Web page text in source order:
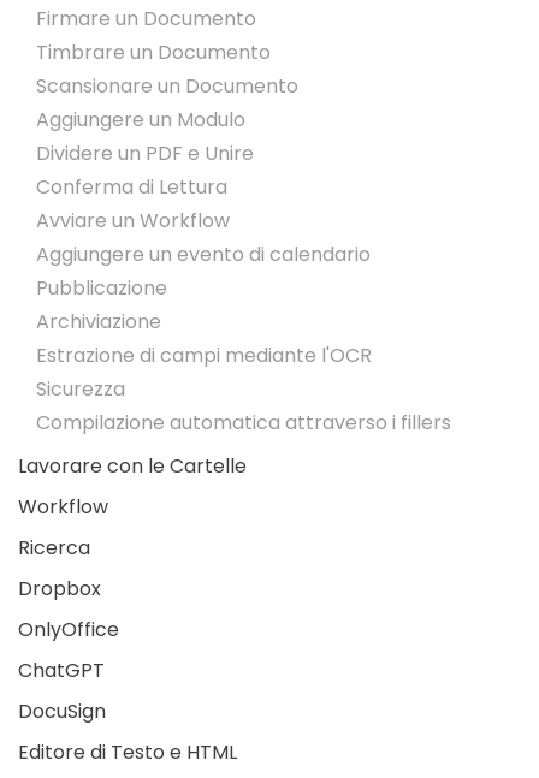
Firmare un Documento
Timbrare un Documento
Scansionare un Documento
Aggiungere un Modulo
Dividere un PDF e Unire
Conferma di Lettura
Avviare un Workflow
Aggiungere un evento di calendario
Pubblicazione
Archiviazione
Estrazione di campi mediante l'OCR
Sicurezza
Compilazione automatica attraverso i fillers
Lavorare con le Cartelle
Workflow
Ricerca
Dropbox
OnlyOffice
ChatGPT
DocuSign
Editore di Testo e HTML